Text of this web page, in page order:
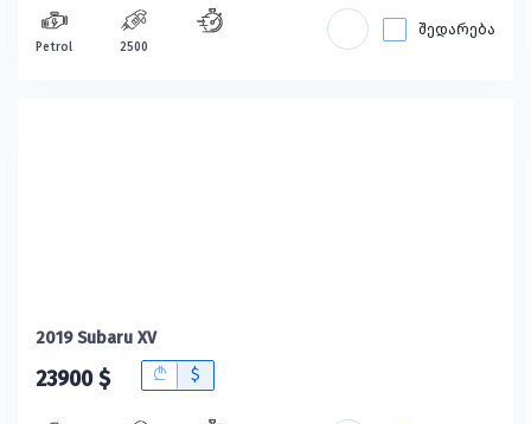
Petrol 2500
შედარება
2019 Subaru XV
23900 $ B $